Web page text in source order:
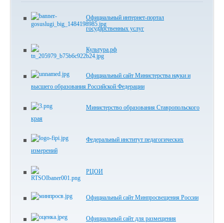
Официальный интернет-портал
государственных услуг
Культура.рф
Официальный сайт Министерства науки и
высшего образования Российской Федерации
Министерство образования Ставропольского
края
Федеральный институт педагогических
измерений
РЦОИ
Официальный сайт Минпросвещения России
Официальный сайт для размещения